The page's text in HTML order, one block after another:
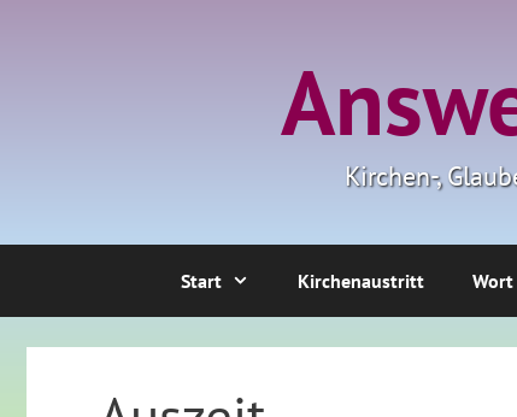
Kirchen-,
Start Kirchenaustritt Wort